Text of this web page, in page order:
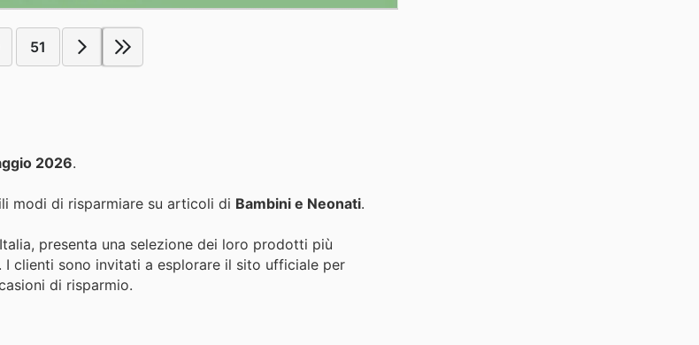
51
2026.
modi di risparmiare su articoli di Bambini e Neonati.
presenta una selezione dei loro prodotti più
clienti sono invitati a esplorare il sito ufficiale per
di risparmio.